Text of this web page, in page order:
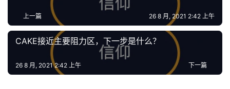
上一篇 26 8 月, 2021 2:42 上午
CAKE接近主要阻力区，下一步是什么？
下一篇
26 8 月, 2021 2:42 上午